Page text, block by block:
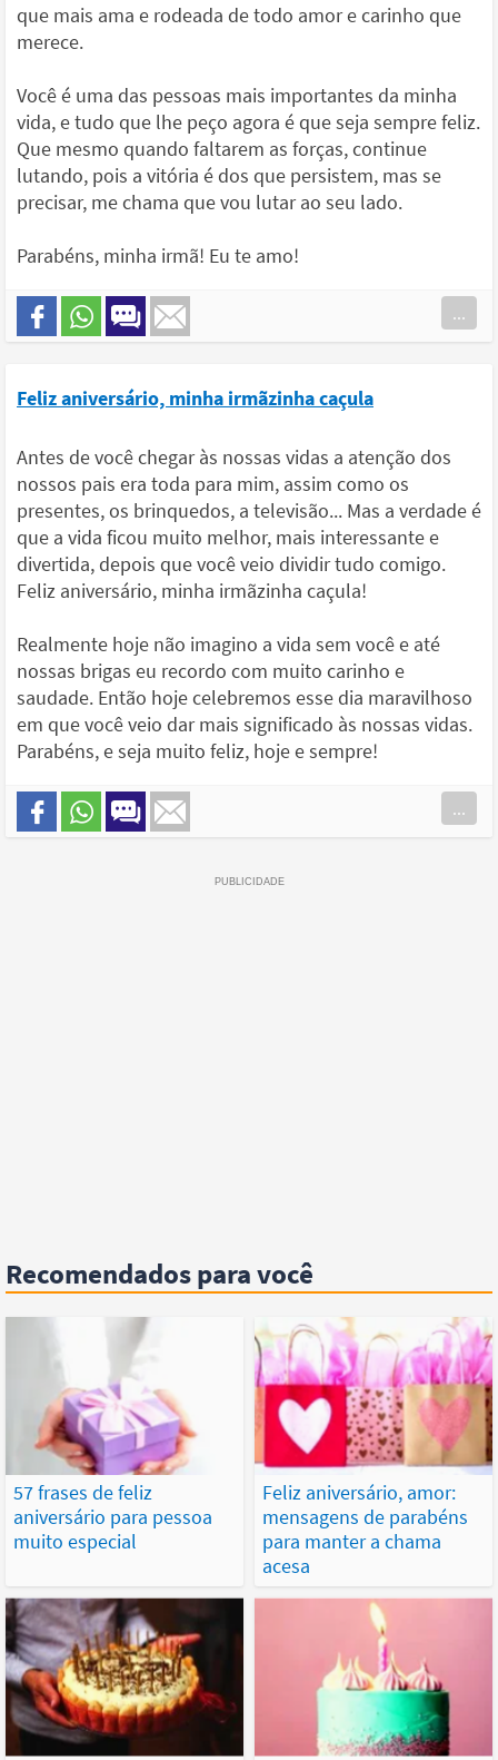
que mais ama e rodeada de todo amor e carinho que
merece.
Você é uma das pessoas mais importantes da minha
vida, e tudo que lhe peço agora é que seja sempre feliz.
Que mesmo quando faltarem as forças, continue
lutando, pois a vitória é dos que persistem, mas se
precisar, me chama que vou lutar ao seu lado.
Parabéns, minha irmã! Eu te amo!
...
Feliz aniversário, minha irmãzinha caçula
Antes de você chegar às nossas vidas a atenção dos
nossos pais era toda para mim, assim como os
presentes, os brinquedos, a televisão... Mas a verdade é
que a vida ficou muito melhor, mais interessante e
divertida, depois que você veio dividir tudo comigo.
Feliz aniversário, minha irmãzinha caçula!
Realmente hoje não imagino a vida sem você e até
nossas brigas eu recordo com muito carinho e
saudade. Então hoje celebremos esse dia maravilhoso
em que você veio dar mais significado às nossas vidas.
Parabéns, e seja muito feliz, hoje e sempre!
...
Recomendados para você
57 frases de feliz
aniversário para pessoa
muito especial
Feliz aniversário, amor:
mensagens de parabéns
para manter a chama
acesa